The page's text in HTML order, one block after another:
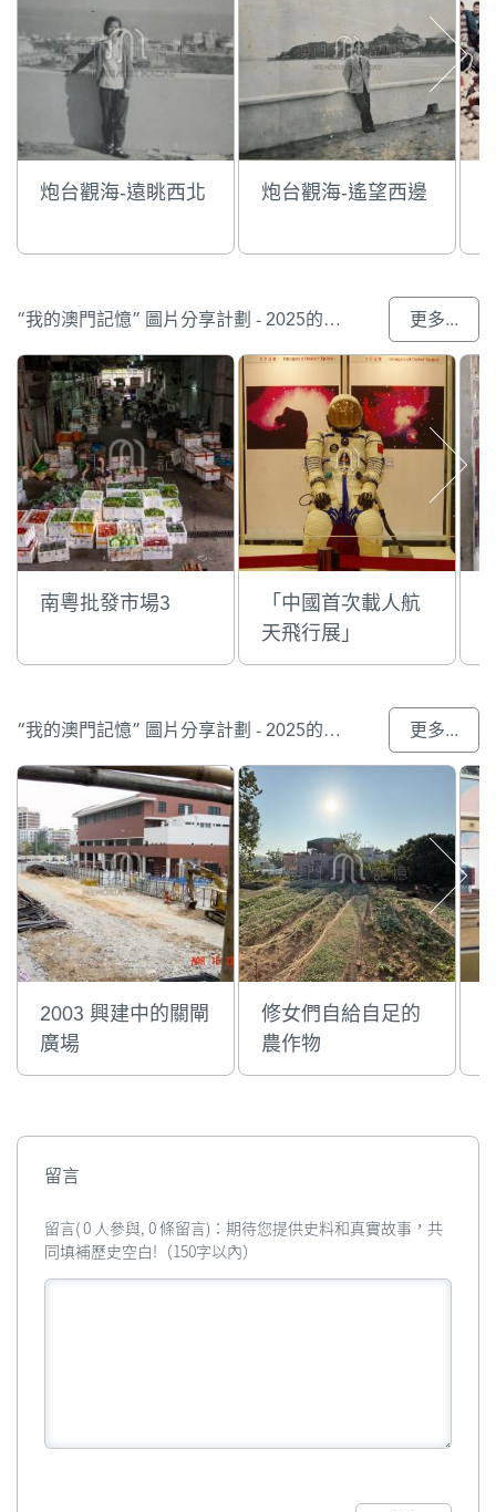
炮台觀海-遠眺西北 炮台觀海-遙望西邊
“我的澳門記憶” 圖片分享計劃 - 2025的入選作品 更多...
南粵批發市場3
「中國首次載人航
天飛行展」
“我的澳門記憶” 圖片分享計劃 - 2025的參與作品 更多...
2003 興建中的關閘
廣場
修女們自給自足的
農作物
留言
留言( 0 人參與, 0 條留言)：期待您提供史料和真實故事，共
同填補歷史空白!（150字以內）